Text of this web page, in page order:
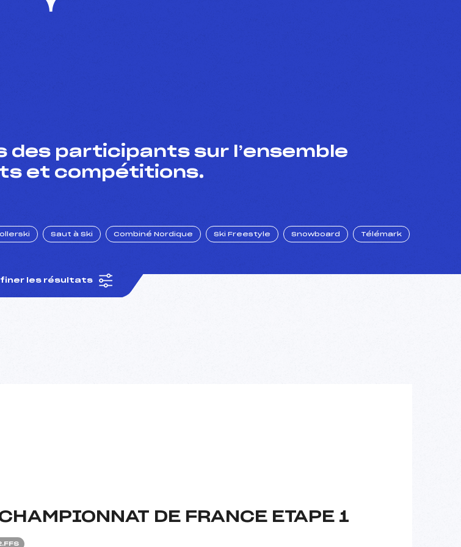
des participants sur l’ensemble
et compétitions.
Saut à Ski Combiné Nordique Ski Freestyle Snowboard Télémark
les résultats
DE FRANCE ETAPE 1